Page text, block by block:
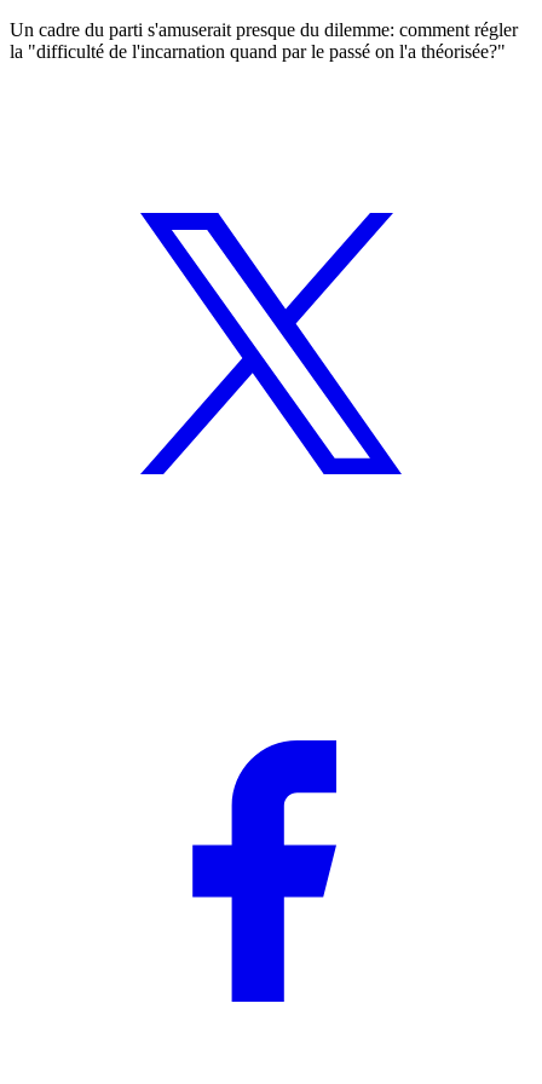
Un cadre du parti s'amuserait presque du dilemme: comment régler
la "difficulté de l'incarnation quand par le passé on l'a théorisée?"